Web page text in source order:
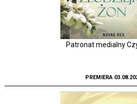
Patronat medialny
PREMIERA